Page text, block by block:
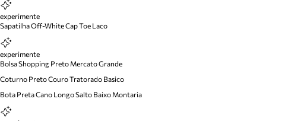
experimente
Sapatilha Off-White Cap Toe Laco
experimente
Bolsa Shopping Preto Mercato Grande
Coturno Preto Couro Tratorado Basico
Bota Preta Cano Longo Salto Baixo Montaria